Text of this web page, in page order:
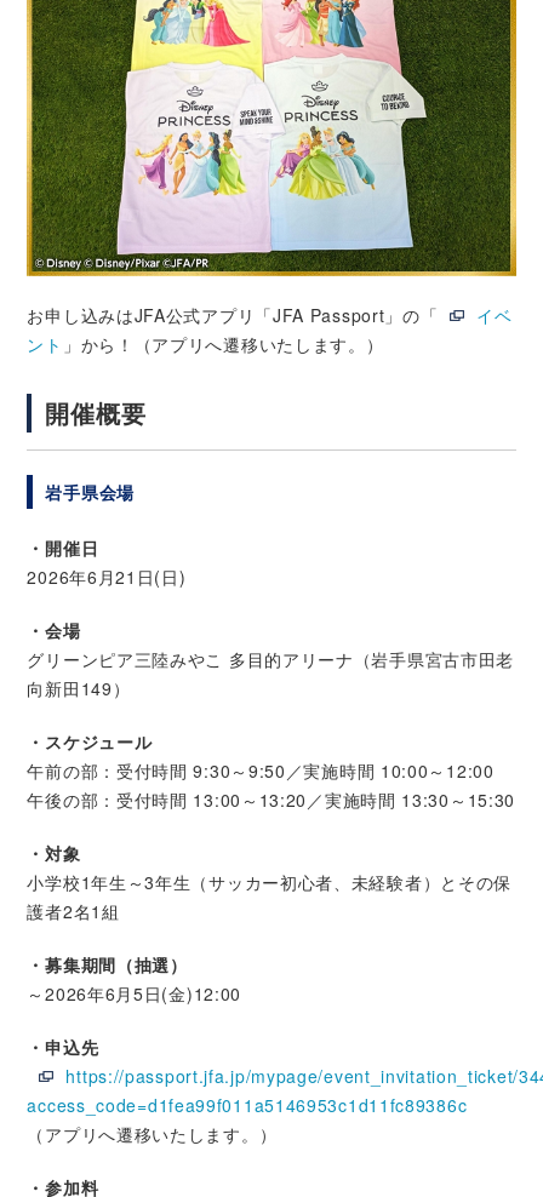
お申し込みはJFA公式アプリ「JFA Passport」の「
イベ
ント 」から！（アプリへ遷移いたします。）
開催概要
岩手県会場
・開催日
2026年6月21日(日)
・会場
グリーンピア三陸みやこ 多目的アリーナ（岩手県宮古市田老
向新田149）
・スケジュール
午前の部：受付時間 9:30～9:50／実施時間 10:00～12:00
午後の部：受付時間 13:00～13:20／実施時間 13:30～15:30
・対象
小学校1年生～3年生（サッカー初心者、未経験者）とその保
護者2名1組
・募集期間（抽選）
～2026年6月5日(金)12:00
・申込先
https://passport.jfa.jp/mypage/event_invitation_ticket/
access_code=d1fea99f011a5146953c1d11fc89386c
（アプリへ遷移いたします。）
・参加料